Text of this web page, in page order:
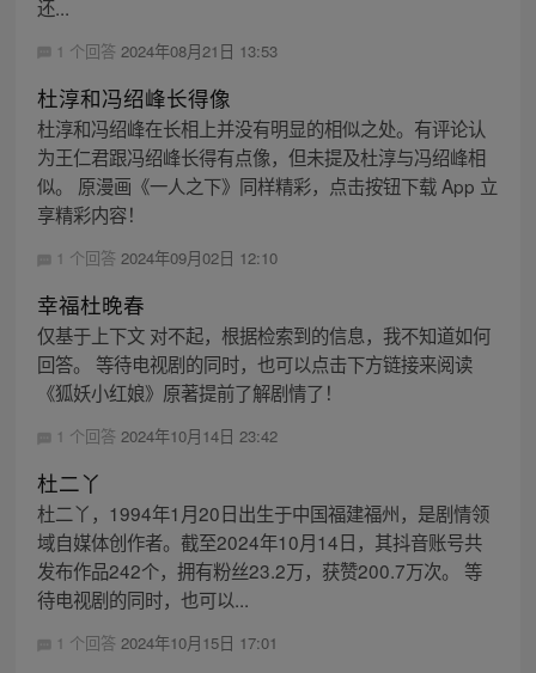
还...
1 个回答 2024年08月21日 13:53
杜淳和冯绍峰长得像
杜淳和冯绍峰在长相上并没有明显的相似之处。有评论认
为王仁君跟冯绍峰长得有点像，但未提及杜淳与冯绍峰相
似。 原漫画《一人之下》同样精彩，点击按钮下载 App 立
享精彩内容！
1 个回答 2024年09月02日 12:10
幸福杜晚春
仅基于上下文 对不起，根据检索到的信息，我不知道如何
回答。 等待电视剧的同时，也可以点击下方链接来阅读
《狐妖小红娘》原著提前了解剧情了！
1 个回答 2024年10月14日 23:42
杜二丫
杜二丫，1994年1月20日出生于中国福建福州，是剧情领
域自媒体创作者。截至2024年10月14日，其抖音账号共
发布作品242个，拥有粉丝23.2万，获赞200.7万次。 等
待电视剧的同时，也可以...
1 个回答 2024年10月15日 17:01